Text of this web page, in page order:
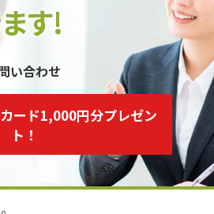
す!
い合わせ
ード1,000円分プレゼン
ト！